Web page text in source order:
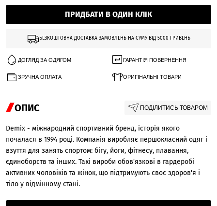
ПРИДБАТИ В ОДИН КЛІК
БЕЗКОШТОВНА ДОСТАВКА ЗАМОВЛЕНЬ НА СУМУ ВІД 5000 ГРИВЕНЬ
ДОГЛЯД ЗА ОДЯГОМ ГАРАНТІЯ ПОВЕРНЕННЯ
ЗРУЧНА ОПЛАТА ОРИГІНАЛЬНІ ТОВАРИ
ОПИС ПОДІЛИТИСЬ ТОВАРОМ
Demix - міжнародний спортивний бренд, історія якого
почалася в 1994 році. Компанія виробляє першокласний одяг і
взуття для занять спортом: бігу, йоги, фітнесу, плавання,
єдиноборств та інших. Такі вироби обов'язкові в гардеробі
активних чоловіків та жінок, що підтримують своє здоров'я і
тіло у відмінному стані.